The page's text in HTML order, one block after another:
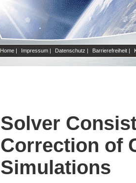
Home | Impressum | Datenschutz | Barrierefreiheit |
Solver
Correction of
Simulations